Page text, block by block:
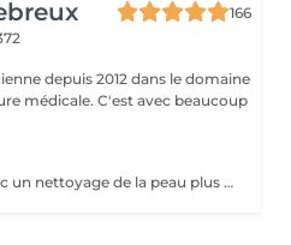
166
depuis 2012 dans le domaine
médicale. C'est avec beaucoup
Le soin D-Tox va débuter avec un nettoyage de la peau plus en profondeur sans dessécher la peau. Il va éliminer les impuretés, le sébum et les toxines permettant ainsi à la peau de mieux respirer et mieux absorber les actifs qui vont suivre. Il va révéler un teint clarifié et d'apparence saine. La peau sera plus douce, rafraichie et radieuse. Le soin est composé d'un nettoyage profond en douceur et d'un masque crème hydratant intense.